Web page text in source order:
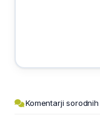
Komentarji